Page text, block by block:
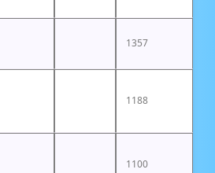
1357
1188
1100